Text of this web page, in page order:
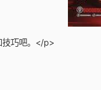
技巧吧。</p>